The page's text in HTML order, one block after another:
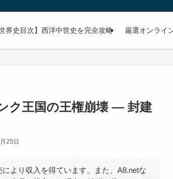
世界史目次】西洋中世史を完全攻略 厳選オンライ
ク王国の王権崩壊 ― 封建
25日
より収入を得ています。また、A8.netな